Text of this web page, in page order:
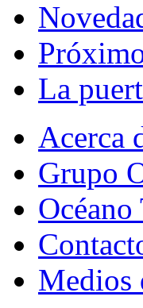
La
Acerca
Grupo
Océano
Medios